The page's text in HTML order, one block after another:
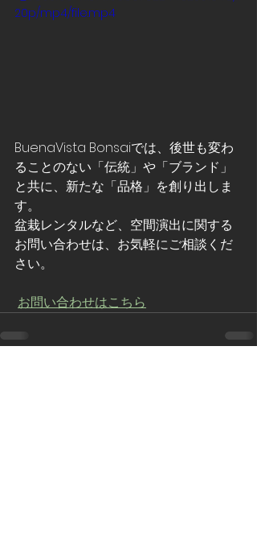
20p/mp4/file.mp4
BuenaVista Bonsaiでは、後世も変わ
ることのない「伝統」や「ブランド」
と共に、新たな「品格」を創り出しま
す。
盆栽レンタルなど、空間演出に関する
お問い合わせは、お気軽にご相談くだ
さい。
お問い合わせはこちら